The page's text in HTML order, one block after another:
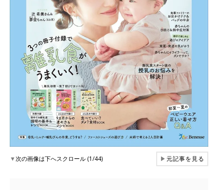
▼次の画像は下へスクロール (1/44) ▶元記事を見る